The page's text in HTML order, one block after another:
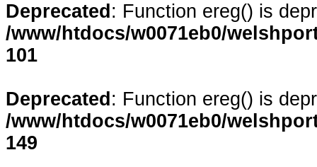
Deprecated : Function ereg() is
/www/htdocs/w0071eb0/
101
Deprecated : Function ereg() is
/www/htdocs/w0071eb0/
149